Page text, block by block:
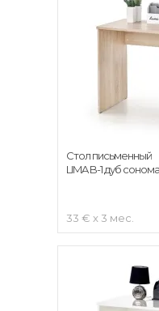
33 € x 3 мес.
Стол письменный
LIMA B-1 дуб сонома